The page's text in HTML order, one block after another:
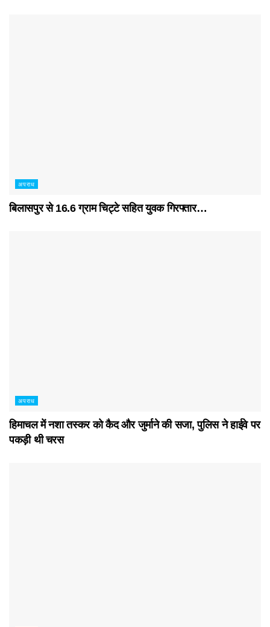
अपराध
बिलासपुर से 16.6 ग्राम चिट्टे सहित युवक गिरफ्तार…
अपराध
हिमाचल में नशा तस्कर काे कैद और जुर्माने की सजा, पुलिस ने हाईवे पर
पकड़ी थी चरस